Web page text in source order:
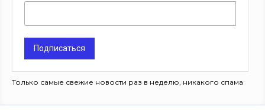
Подписаться
Только самые свежие новости раз в неделю, никакого спама